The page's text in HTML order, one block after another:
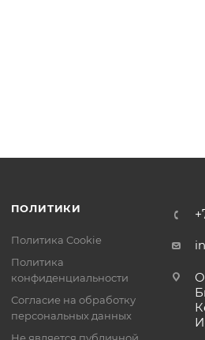
ПОЛИТИКИ
Политика Cookie
Политика
конфиденциальности
Согласие на обработку
персональных данных